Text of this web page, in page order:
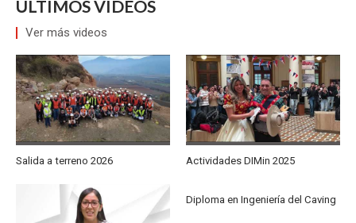
ÚLTIMOS VIDEOS
Ver más videos
Salida a terreno 2026 Actividades DIMin 2025
Diploma en Ingeniería del Caving